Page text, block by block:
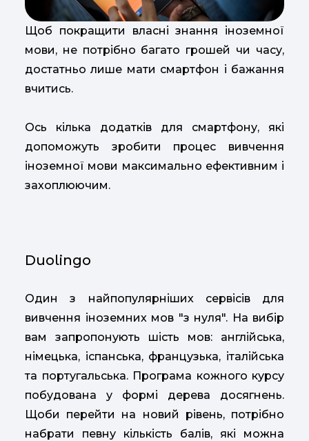
Щоб покращити власні знання іноземної
мови, не потрібно багато грошей чи часу,
достатньо лише мати смартфон і бажання
вчитись.
Ось кілька додатків для смартфону, які
допоможуть зробити процес вивчення
іноземної мови максимально ефективним і
захоплюючим.
Duolingo
Один з найпопулярніших сервісів для
вивчення іноземних мов "з нуля". На вибір
вам запропонують шість мов: англійська,
німецька, іспанська, французька, італійська
та португальська. Програма кожного курсу
побудована у формі дерева досягнень.
Щоби перейти на новий рівень, потрібно
набрати певну кількість балів, які можна